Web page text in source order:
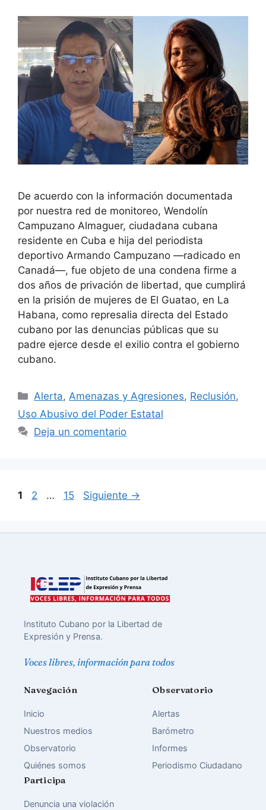
De acuerdo con la información documentada
por nuestra red de monitoreo, Wendolín
Campuzano Almaguer, ciudadana cubana
residente en Cuba e hija del periodista
deportivo Armando Campuzano —radicado en
Canadá—, fue objeto de una condena firme a
dos años de privación de libertad, que cumplirá
en la prisión de mujeres de El Guatao, en La
Habana, como represalia directa del Estado
cubano por las denuncias públicas que su
padre ejerce desde el exilio contra el gobierno
cubano.
Categorías
Alerta, Amenazas y Agresiones, Reclusión,
Uso Abusivo del Poder Estatal
Deja un comentario
Página
1 Página
2 … Página
15 Siguiente →
Instituto Cubano por la Libertad de
Expresión y Prensa.
Voces libres, información para todos
Navegación
Inicio
Nuestros medios
Observatorio
Quiénes somos
Observatorio
Alertas
Barómetro
Informes
Periodismo Ciudadano
Participa
Denuncia una violación